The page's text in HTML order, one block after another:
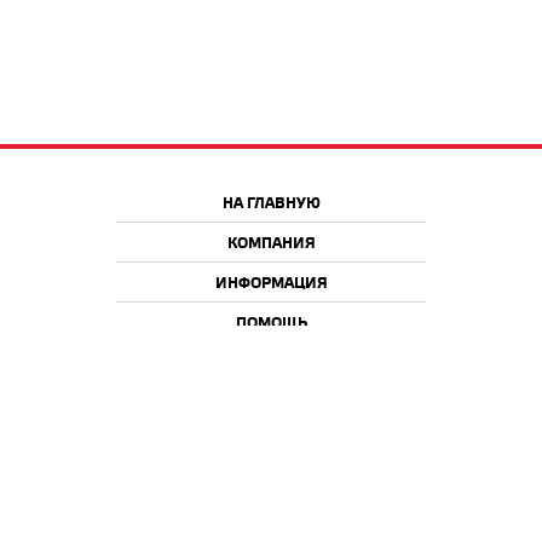
НА ГЛАВНУЮ
КОМПАНИЯ
ИНФОРМАЦИЯ
ПОМОЩЬ